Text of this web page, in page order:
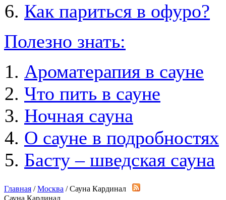
Как париться в офуро?
Полезно знать:
Ароматерапия в сауне
Что пить в сауне
Ночная сауна
О сауне в подробностях
Басту – шведская сауна
Главная /Москва / Сауна Кардинал
Сауна Кардинал